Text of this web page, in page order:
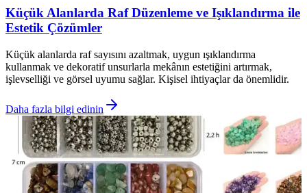
Küçük Alanlarda Raf Düzenleme ve Işıklandırma ile
Estetik Çözümler
Küçük alanlarda raf sayısını azaltmak, uygun ışıklandırma
kullanmak ve dekoratif unsurlarla mekânın estetiğini artırmak,
işlevselliği ve görsel uyumu sağlar. Kişisel ihtiyaçlar da önemlidir.
Daha fazla bilgi edinin